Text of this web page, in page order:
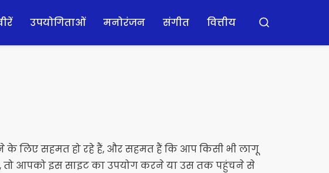
उपयोगिताओं मनोरंजन संगीत वित्तीय खोज
लिए सहमत हो रहे हैं, और सहमत हैं कि आप किसी भी लागू
तो आपको इस साइट का उपयोग करने या उस तक पहुंचने से